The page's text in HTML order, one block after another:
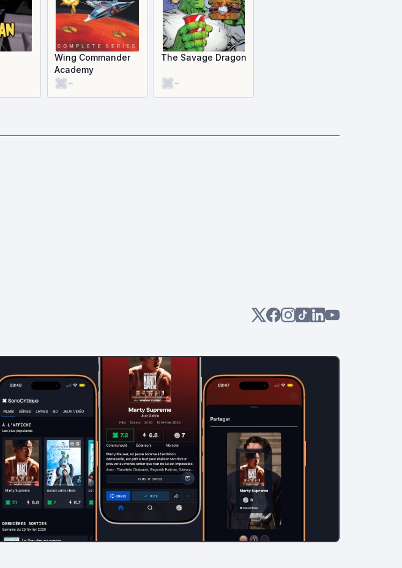
Wing Commander
Academy
-
The Savage Dragon
-